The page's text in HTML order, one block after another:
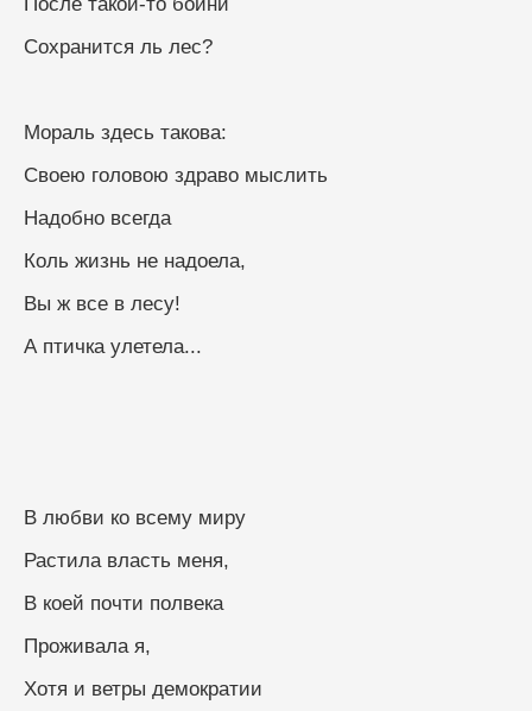
Сохранится ль лес?
Мораль здесь такова:
Своею головою здраво мыслить
Надобно всегда
Коль жизнь не надоела,
Вы ж все в лесу!
А птичка улетела...
В любви ко всему миру
Растила власть меня,
В коей почти полвека
Проживала я,
Хотя и ветры демократии